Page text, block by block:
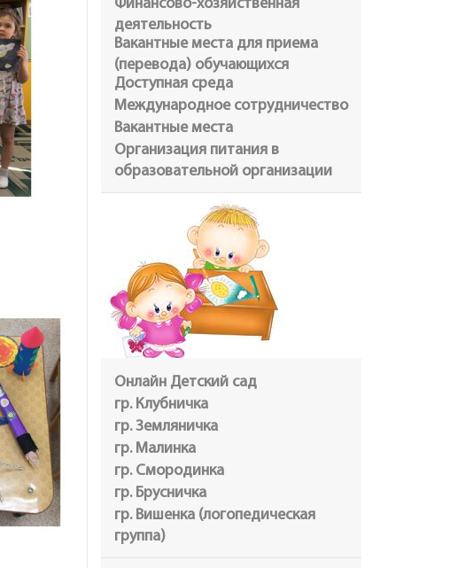
Финансово-хозяйственная
деятельность
Вакантные места для приема
(перевода) обучающихся
Доступная среда
Международное сотрудничество
Вакантные места
Организация питания в
образовательной организации
Онлайн Детский сад
гр. Клубничка
гр. Земляничка
гр. Малинка
гр. Смородинка
гр. Брусничка
гр. Вишенка (логопедическая
группа)